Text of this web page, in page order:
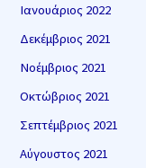
Ιανουάριος 2022
Δεκέμβριος 2021
Νοέμβριος 2021
Οκτώβριος 2021
Σεπτέμβριος 2021
Αύγουστος 2021